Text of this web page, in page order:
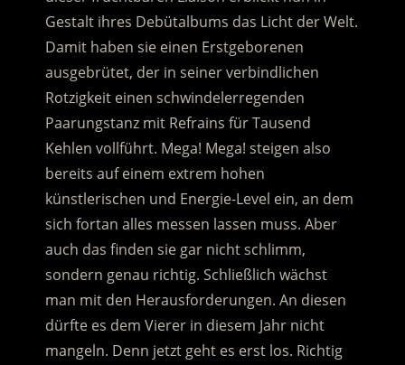
Gestalt ihres Debütalbums das Licht der Welt.
Damit haben sie einen Erstgeborenen
ausgebrütet, der in seiner verbindlichen
Rotzigkeit einen schwindelerregenden
Paarungstanz mit Refrains für Tausend
Kehlen vollführt. Mega! Mega! steigen also
bereits auf einem extrem hohen
künstlerischen und Energie-Level ein, an dem
sich fortan alles messen lassen muss. Aber
auch das finden sie gar nicht schlimm,
sondern genau richtig. Schließlich wächst
man mit den Herausforderungen. An diesen
dürfte es dem Vierer in diesem Jahr nicht
mangeln. Denn jetzt geht es erst los. Richtig